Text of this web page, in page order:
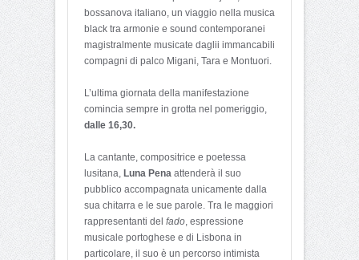
bossanova italiano, un viaggio nella musica
black tra armonie e sound contemporanei
magistralmente musicate daglii immancabili
compagni di palco Migani, Tara e Montuori.
L’ultima giornata della manifestazione
comincia sempre in grotta nel pomeriggio,
dalle 16,30.
La cantante, compositrice e poetessa
lusitana, Luna Pena attenderà il suo
pubblico accompagnata unicamente dalla
sua chitarra e le sue parole. Tra le maggiori
rappresentanti del fado , espressione
musicale portoghese e di Lisbona in
particolare, il suo è un percorso intimista